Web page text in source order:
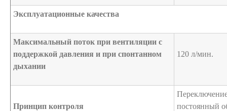
Эксплуатационные качества
Максимальный поток при вентиляции с
поддержкой давления и при спонтанном
дыхании
120 л/мин.
Принцип контроля
постоянный